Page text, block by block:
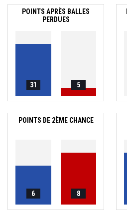
POINTS APRÈS BALLES
PERDUES
31 5
POINTS DE 2ÈME CHANCE
6 8